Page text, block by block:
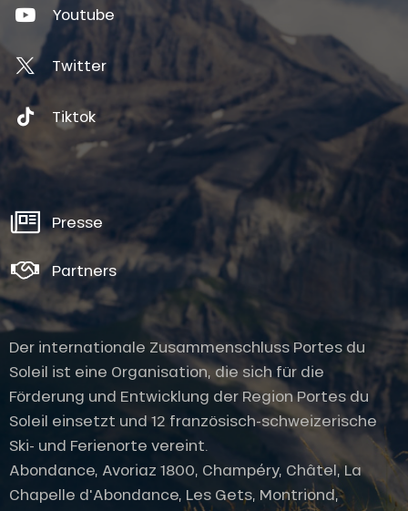
Youtube
Twitter
Tiktok
Presse
Partners
Der internationale Zusammenschluss Portes du
Soleil ist eine Organisation, die sich für die
Förderung und Entwicklung der Region Portes du
Soleil einsetzt und 12 französisch-schweizerische
Ski- und Ferienorte vereint.
Abondance, Avoriaz 1800, Champéry, Châtel, La
Chapelle d'Abondance, Les Gets, Montriond,